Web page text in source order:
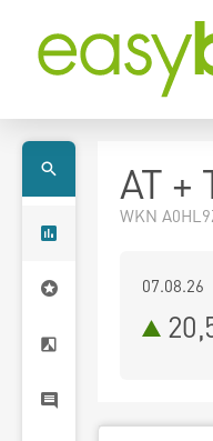
AT +
WKN
07.08.26